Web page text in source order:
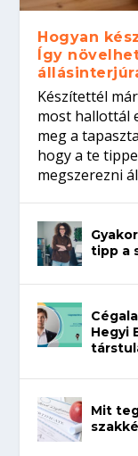
Hogyan
Így
Készítettél
most hallottál
meg a
hogy a te
megszerezni
tipp a
Hegyi
Mit